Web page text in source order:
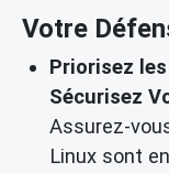
Votre
Priorisez
Sécurisez
Assurez-
Linux sont